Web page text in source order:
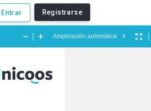
Entrar Registrarse